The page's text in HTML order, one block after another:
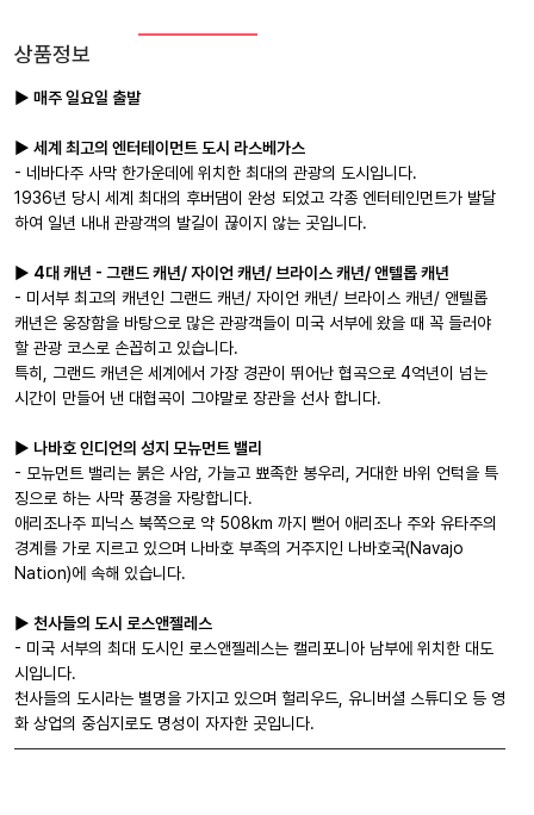
상품정보
► 매주 일요일 출발
► 세계 최고의 엔터테이먼트 도시 라스베가스
- 네바다주 사막 한가운데에 위치한 최대의 관광의 도시입니다.
1936년 당시 세계 최대의 후버댐이 완성 되었고 각종 엔터테인먼트가 발달
하여 일년 내내 관광객의 발길이 끊이지 않는 곳입니다.
► 4대 캐년 - 그랜드 캐년/ 자이언 캐년/ 브라이스 캐년/ 앤텔롭 캐년
- 미서부 최고의 캐년인 그랜드 캐년/ 자이언 캐년/ 브라이스 캐년/ 앤텔롭
캐년은 웅장함을 바탕으로 많은 관광객들이 미국 서부에 왔을 때 꼭 들러야
할 관광 코스로 손꼽히고 있습니다.
특히, 그랜드 캐년은 세계에서 가장 경관이 뛰어난 협곡으로 4억년이 넘는
시간이 만들어 낸 대협곡이 그야말로 장관을 선사 합니다.
► 나바호 인디언의 성지 모뉴먼트 밸리
- 모뉴먼트 밸리는 붉은 사암, 가늘고 뾰족한 봉우리, 거대한 바위 언턱을 특
징으로 하는 사막 풍경을 자랑합니다.
애리조나주 피닉스 북쪽으로 약 508km 까지 뻗어 애리조나 주와 유타주의
경계를 가로 지르고 있으며 나바호 부족의 거주지인 나바호국(Navajo
Nation)에 속해 있습니다.
► 천사들의 도시 로스앤젤레스
- 미국 서부의 최대 도시인 로스앤젤레스는 캘리포니아 남부에 위치한 대도
시입니다.
천사들의 도시라는 별명을 가지고 있으며 헐리우드, 유니버셜 스튜디오 등 영
화 상업의 중심지로도 명성이 자자한 곳입니다.